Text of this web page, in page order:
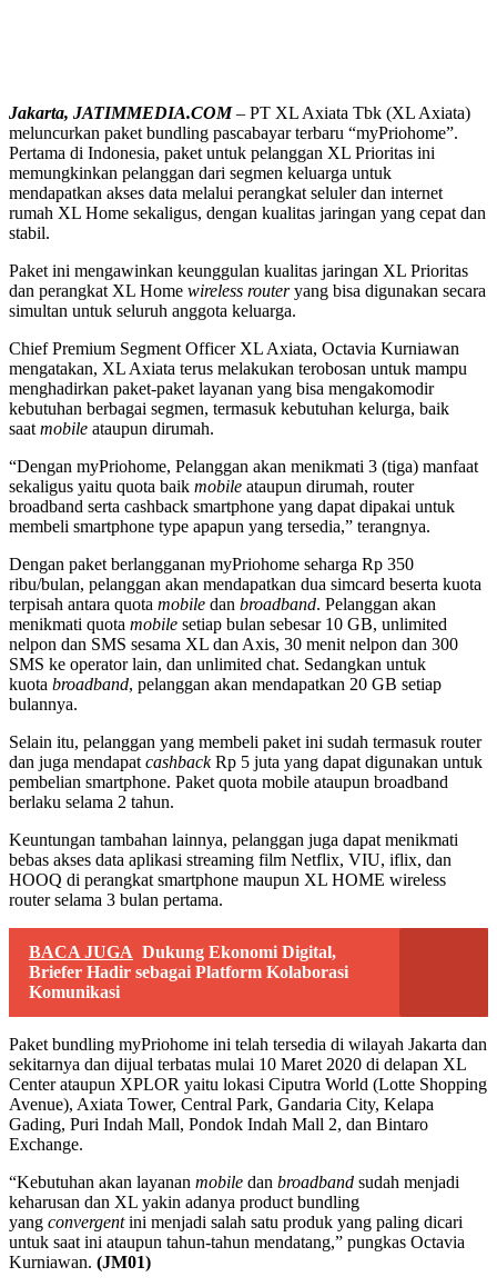
Jakarta, JATIMMEDIA.COM– PT XL Axiata Tbk (XL Axiata)
meluncurkan paket bundling pascabayar terbaru “myPriohome”.
Pertama di Indonesia, paket untuk pelanggan XL Prioritas ini
memungkinkan pelanggan dari segmen keluarga untuk
mendapatkan akses data melalui perangkat seluler dan internet
rumah XL Home sekaligus, dengan kualitas jaringan yang cepat dan
stabil.
Paket ini mengawinkan keunggulan kualitas jaringan XL Prioritas
dan perangkat XL Home wireless routeryang bisa digunakan secara
simultan untuk seluruh anggota keluarga.
Chief Premium Segment Officer XL Axiata, Octavia Kurniawan
mengatakan, XL Axiata terus melakukan terobosan untuk mampu
menghadirkan paket-paket layanan yang bisa mengakomodir
kebutuhan berbagai segmen, termasuk kebutuhan kelurga, baik
saat mobile ataupun dirumah.
“Dengan myPriohome, Pelanggan akan menikmati 3 (tiga) manfaat
sekaligus yaitu quota baik mobile ataupun dirumah, router
broadband serta cashback smartphone yang dapat dipakai untuk
membeli smartphone type apapun yang tersedia,” terangnya.
Dengan paket berlangganan myPriohome seharga Rp 350
ribu/bulan, pelanggan akan mendapatkan dua simcard beserta kuota
terpisah antara quota mobile dan broadband. Pelanggan akan
menikmati quota mobile setiap bulan sebesar 10 GB, unlimited
nelpon dan SMS sesama XL dan Axis, 30 menit nelpon dan 300
SMS ke operator lain, dan unlimited chat. Sedangkan untuk
kuota broadband, pelanggan akan mendapatkan 20 GB setiap
bulannya.
Selain itu, pelanggan yang membeli paket ini sudah termasuk router
dan juga mendapat cashbackRp 5 juta yang dapat digunakan untuk
pembelian smartphone. Paket quota mobile ataupun broadband
berlaku selama 2 tahun.
Keuntungan tambahan lainnya, pelanggan juga dapat menikmati
bebas akses data aplikasi streaming film Netflix, VIU, iflix, dan
HOOQ di perangkat smartphone maupun XL HOME wireless
router selama 3 bulan pertama.
BACA JUGA Dukung Ekonomi Digital,
Briefer Hadir sebagai Platform Kolaborasi
Komunikasi
Paket bundling myPriohome ini telah tersedia di wilayah Jakarta dan
sekitarnya dan dijual terbatas mulai 10 Maret 2020 di delapan XL
Center ataupun XPLOR yaitu lokasi Ciputra World (Lotte Shopping
Avenue), Axiata Tower, Central Park, Gandaria City, Kelapa
Gading, Puri Indah Mall, Pondok Indah Mall 2, dan Bintaro
Exchange.
“Kebutuhan akan layanan mobile dan broadband sudah menjadi
keharusan dan XL yakin adanya product bundling
yang convergentini menjadi salah satu produk yang paling dicari
untuk saat ini ataupun tahun-tahun mendatang,” pungkas Octavia
Kurniawan. (JM01)